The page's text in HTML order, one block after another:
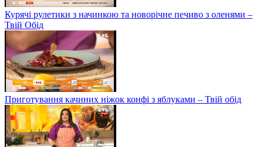
Курячі рулетики з начинкою та новорічне печиво з оленями –
Твій Обід
Приготування качиних ніжок конфі з яблуками – Твій обід